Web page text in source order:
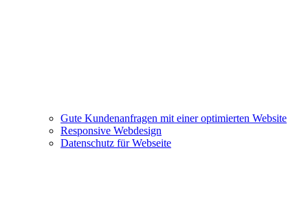
Gute Kundenanfragen mit einer optimierten Website
Responsive Webdesign
Datenschutz für Webseite